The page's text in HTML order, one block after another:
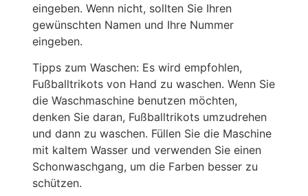
eingeben. Wenn nicht, sollten Sie Ihren
gewünschten Namen und Ihre Nummer
eingeben.
Tipps zum Waschen: Es wird empfohlen,
Fußballtrikots von Hand zu waschen. Wenn Sie
die Waschmaschine benutzen möchten,
denken Sie daran, Fußballtrikots umzudrehen
und dann zu waschen. Füllen Sie die Maschine
mit kaltem Wasser und verwenden Sie einen
Schonwaschgang, um die Farben besser zu
schützen.